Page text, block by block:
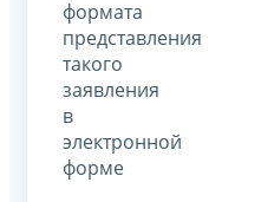
формата
представления
такого
заявления
в
электронной
форме